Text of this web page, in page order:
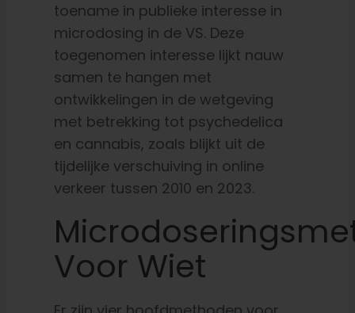
toename in publieke interesse in
microdosing in de VS. Deze
toegenomen interesse lijkt nauw
samen te hangen met
ontwikkelingen in de wetgeving
met betrekking tot psychedelica
en cannabis, zoals blijkt uit de
tijdelijke verschuiving in online
verkeer tussen 2010 en 2023.
Voor Wiet